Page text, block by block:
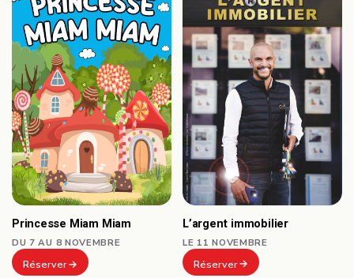
Princesse Miam Miam
DU 7 AU 8 NOVEMBRE
Réserver
L’argent immobilier
LE 11 NOVEMBRE
Réserver